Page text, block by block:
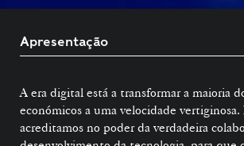
A era digital está a transformar a maioria
económicos a uma velocidade
acreditamos no poder da verdadeira